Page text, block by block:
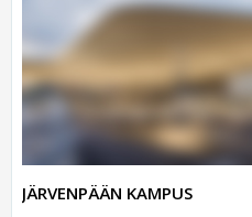
JÄRVENPÄÄN KAMPUS